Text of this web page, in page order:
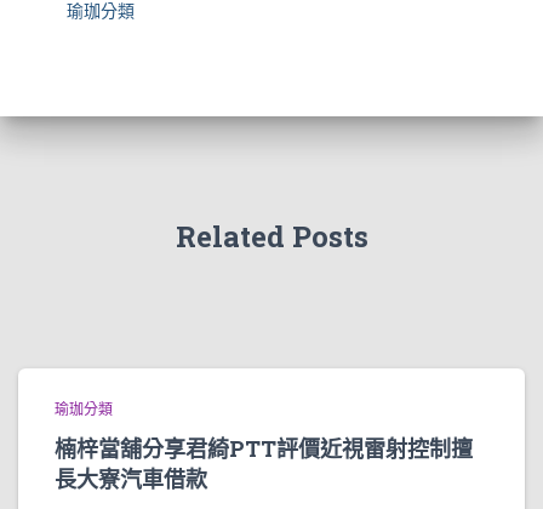
瑜珈分類
Related Posts
瑜珈分類
楠梓當舖分享君綺PTT評價近視雷射控制擅
長大寮汽車借款